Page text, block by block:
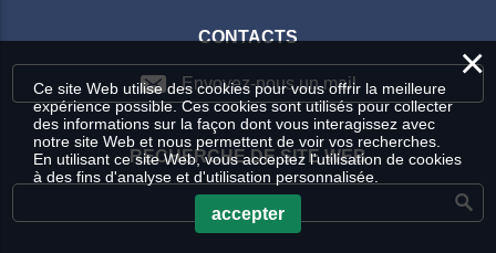
CONTACTS
Envoyez-nous un mail
RECHERCHE DE SITE WEB
×
Ce site Web utilise des cookies pour vous offrir la meilleure
expérience possible. Ces cookies sont utilisés pour collecter
des informations sur la façon dont vous interagissez avec
notre site Web et nous permettent de voir vos recherches.
En utilisant ce site Web, vous acceptez l'utilisation de cookies
à des fins d'analyse et d'utilisation personnalisée.
accepter